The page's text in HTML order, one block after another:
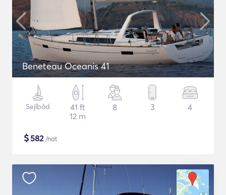
Beneteau Oceanis 41
Sejlbåd
41 ft
12 m
8 3 4
$582/nat